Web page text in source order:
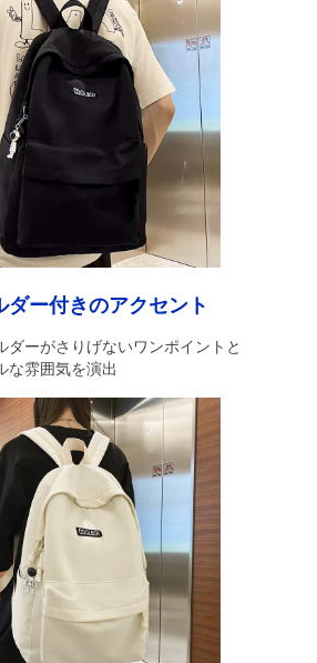
ダー付きのアクセント
ダーがさりげないワンポイントと
な雰囲気を演出